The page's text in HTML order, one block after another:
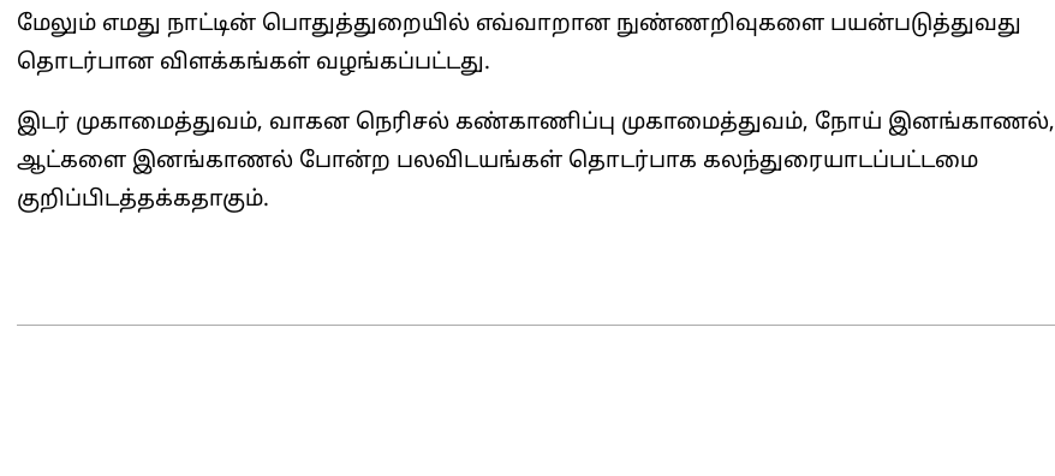
மேலும் எமது நாட்டின் பொதுத்துறையில் எவ்வாறான நுண்ணறிவுகளை பயன்படுத்துவது
தொடர்பான விளக்கங்கள் வழங்கப்பட்டது.
இடர் முகாமைத்துவம், வாகன நெரிசல் கண்காணிப்பு முகாமைத்துவம், நோய் இனங்காணல்,
ஆட்களை இனங்காணல் போன்ற பலவிடயங்கள் தொடர்பாக கலந்துரையாடப்பட்டமை
குறிப்பிடத்தக்கதாகும்.